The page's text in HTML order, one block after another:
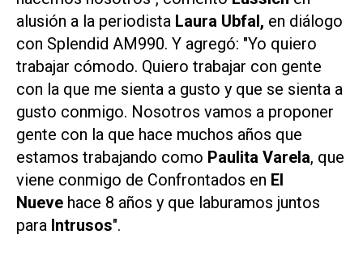
alusión a la periodista Laura Ubfal, en diálogo
con Splendid AM990. Y agregó: "Yo quiero
trabajar cómodo. Quiero trabajar con gente
con la que me sienta a gusto y que se sienta a
gusto conmigo. Nosotros vamos a proponer
gente con la que hace muchos años que
estamos trabajando como Paulita Varela, que
viene conmigo de Confrontados en El
Nueve hace 8 años y que laburamos juntos
para Intrusos".